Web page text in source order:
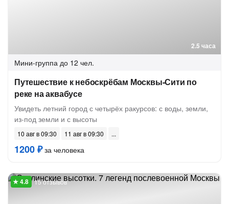
2.5 часа
Мини-группа до 12 чел.
Путешествие к небоскрёбам Москвы-Сити по
реке на аквабусе
Увидеть летний город с четырёх ракурсов: с воды, земли,
из-под земли и с высоты
10 авг в 09:30 11 авг в 09:30
1200 ₽за человека
15 отзывов